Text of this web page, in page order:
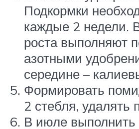
Подкормки
каждые 2 недели.
роста выполняют
азотными
середине –
Формировать
2 стебля, удалять
В июле выполнить